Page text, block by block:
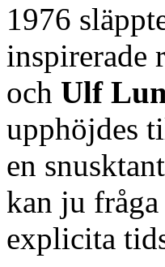
1976
inspirerade
och Ulf
upphöjdes
en
kan ju
explicita